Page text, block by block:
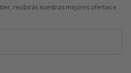
recibirás nuestras mejores ofertas e